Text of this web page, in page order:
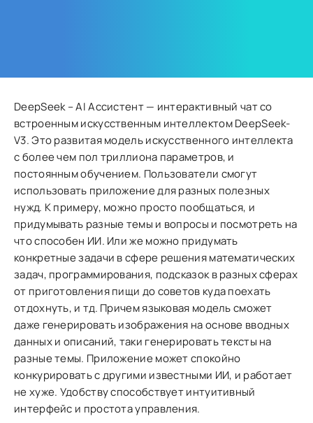
DeepSeek – AI Ассистент — интерактивный чат со
встроенным искусственным интеллектом DeepSeek-
V3. Это развитая модель искусственного интеллекта
с более чем пол триллиона параметров, и
постоянным обучением. Пользователи смогут
использовать приложение для разных полезных
нужд. К примеру, можно просто пообщаться, и
придумывать разные темы и вопросы и посмотреть на
что способен ИИ. Или же можно придумать
конкретные задачи в сфере решения математических
задач, программирования, подсказок в разных сферах
от приготовления пищи до советов куда поехать
отдохнуть, и тд. Причем языковая модель сможет
даже генерировать изображения на основе вводных
данных и описаний, таки генерировать тексты на
разные темы. Приложение может спокойно
конкурировать с другими известными ИИ, и работает
не хуже. Удобству способствует интуитивный
интерфейс и простота управления.